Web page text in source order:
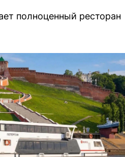
полноценный ресторан